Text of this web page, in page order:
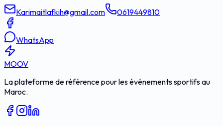
Karimaitlafkih@gmail.com 0619449810
WhatsApp
MOOV
La plateforme de référence pour les événements sportifs au
Maroc.